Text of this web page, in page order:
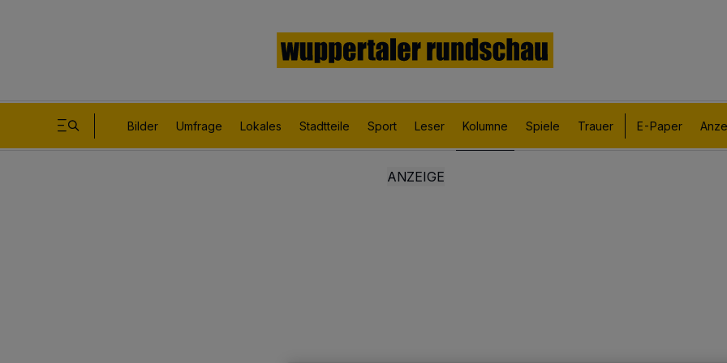
Bilder Umfrage Lokales Stadtteile Sport Leser Kolumne Spiele Trauer E-Paper